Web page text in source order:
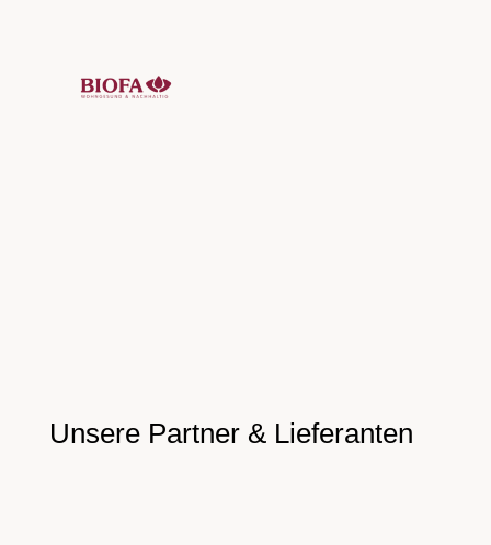
Unsere Partner & Lieferanten